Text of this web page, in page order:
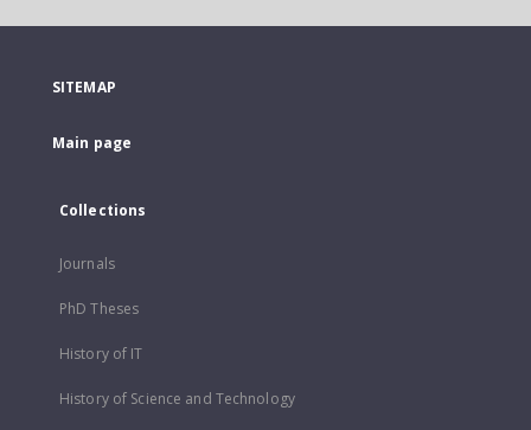
SITEMAP
Main page
Collections
Journals
PhD Theses
History of IT
History of Science and Technology